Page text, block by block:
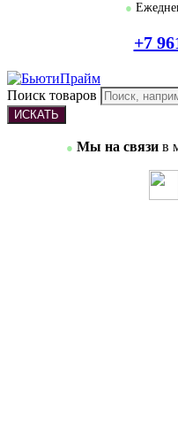
●
+7
Поиск товаров
ИСКАТЬ
● Мы на связи в